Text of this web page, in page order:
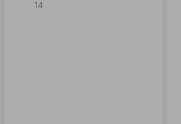
14.